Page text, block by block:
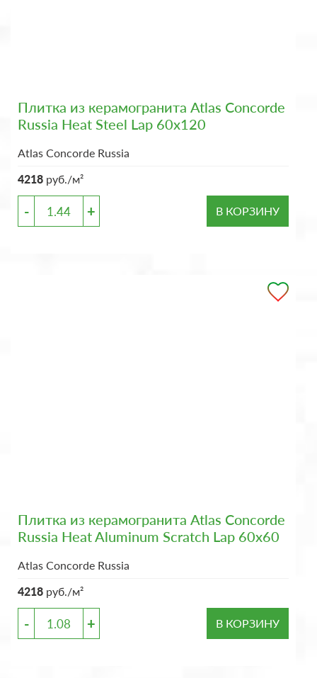
Плитка из керамогранита Atlas Concorde
Russia Heat Steel Lap 60x120
Atlas Concorde Russia
4218 руб./м²
- + В КОРЗИНУ
Плитка из керамогранита Atlas Concorde
Russia Heat Aluminum Scratch Lap 60x60
Atlas Concorde Russia
4218 руб./м²
- + В КОРЗИНУ